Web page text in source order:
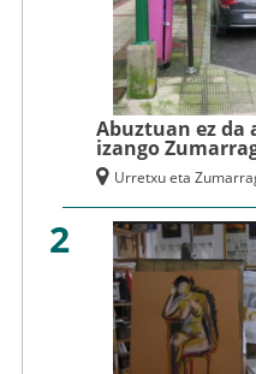
Abuztuan ez
izango
Urretxu eta
2